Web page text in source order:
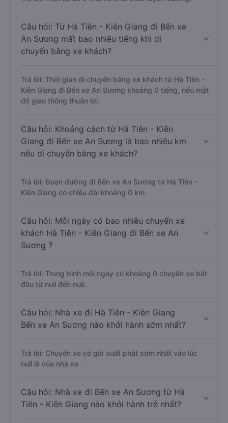
Trả lời: Hiện tại có 0 nhà xe khai thác tuyến đường.
An Sương mất bao nhiêu tiếng khi di
chuyển bằng xe khách?
Kiên Giang đi Bến xe An Sương khoảng 0 tiếng, nếu mật
độ giao thông thuận lợi.
Giang đi Bến xe An Sương là bao nhiêu km
nếu di chuyển bằng xe khách?
Trả lời: Đoạn đường đi Bến xe An Sương từ Hà Tiên -
Kiên Giang có chiều dài khoảng 0 km.
khách Hà Tiên - Kiên Giang đi Bến xe An
Sương ?
Trả lời: Trung bình mỗi ngày có khoảng 0 chuyến xe bắt
đầu từ null đến null.
Câu hỏi: Nhà xe đi Hà Tiên - Kiên Giang
Bến xe An Sương nào khởi hành sớm nhất?
Trả lời: Chuyến xe có giờ xuất phát sớm nhất vào lúc
null là của nhà xe .